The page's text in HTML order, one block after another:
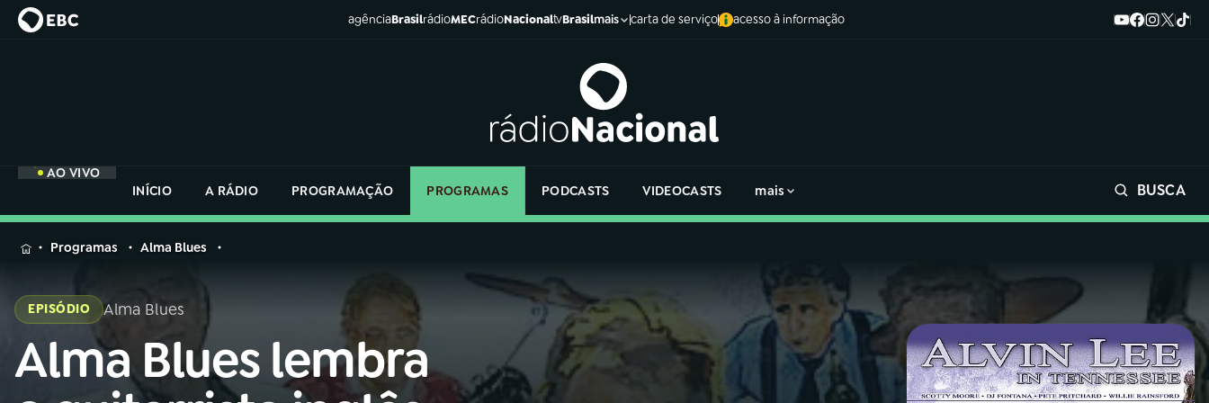
agênciaBrasilrádioMECrádioNacionaltvBrasilmais carta de serviço acesso à informação
AO VIVO
INÍCIO
A RÁDIO PROGRAMAÇÃO PROGRAMAS PODCASTS VIDEOCASTS mais BUSCA
MENU
Buscar
na
Rádio
AO VIVO
na
Rádio
Programas Alma Blues
EPISÓDIO Alma Blues
Alma Blues lembra